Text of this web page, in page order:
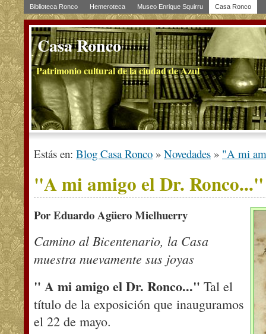
Biblioteca Ronco Hemeroteca Museo Enrique Squirru Casa Ronco
Casa Ronco
Patrimonio cultural de la ciudad de Azul
Estás en: Blog Casa Ronco » Novedades » "A mi
"A mi amigo el Dr. Ronco..."
Por Eduardo Agüero Mielhuerry
Camino al Bicentenario, la Casa
muestra nuevamente sus joyas
" A mi amigo el Dr. Ronco..." Tal el
título de la exposición que inauguramos
el 22 de mayo.